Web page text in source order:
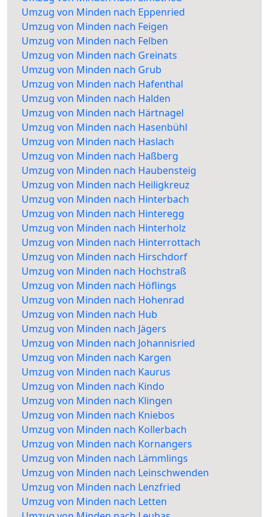
Umzug von Minden nach Eppenried
Umzug von Minden nach Feigen
Umzug von Minden nach Felben
Umzug von Minden nach Greinats
Umzug von Minden nach Grub
Umzug von Minden nach Hafenthal
Umzug von Minden nach Halden
Umzug von Minden nach Härtnagel
Umzug von Minden nach Hasenbühl
Umzug von Minden nach Haslach
Umzug von Minden nach Haßberg
Umzug von Minden nach Haubensteig
Umzug von Minden nach Heiligkreuz
Umzug von Minden nach Hinterbach
Umzug von Minden nach Hinteregg
Umzug von Minden nach Hinterholz
Umzug von Minden nach Hinterrottach
Umzug von Minden nach Hirschdorf
Umzug von Minden nach Hochstraß
Umzug von Minden nach Höflings
Umzug von Minden nach Hohenrad
Umzug von Minden nach Hub
Umzug von Minden nach Jägers
Umzug von Minden nach Johannisried
Umzug von Minden nach Kargen
Umzug von Minden nach Kaurus
Umzug von Minden nach Kindo
Umzug von Minden nach Klingen
Umzug von Minden nach Kniebos
Umzug von Minden nach Kollerbach
Umzug von Minden nach Kornangers
Umzug von Minden nach Lämmlings
Umzug von Minden nach Leinschwenden
Umzug von Minden nach Lenzfried
Umzug von Minden nach Letten